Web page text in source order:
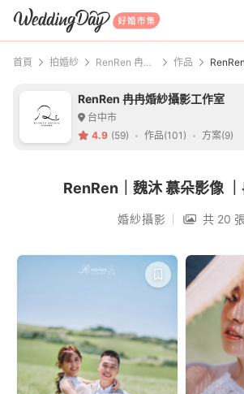
WeddingDay 好婚市
首頁 拍婚紗 RenRen 冉冉婚紗攝影工作室 作品
RenRen 冉冉婚紗攝影工作室
台中市
4.9 (59) 作品(101) 方案(9)
RenRen｜魏沐 慕朵影像
婚紗攝影 共 20